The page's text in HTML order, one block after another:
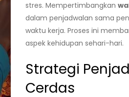
stres. Mempertimbangkan
dalam penjadwalan sama
waktu kerja. Proses ini
aspek kehidupan sehari-hari.
Strategi
Cerdas